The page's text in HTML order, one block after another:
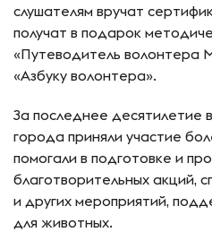
слушателям вручат
получат в подарок
«Путеводитель волонтера
«Азбуку волонтера».
За последнее десятилетие
города приняли участие
помогали в подготовке и
благотворительных акций,
и других мероприятий,
для животных.